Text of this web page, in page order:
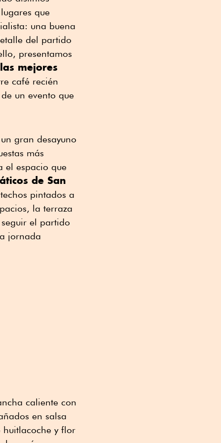
que
una buena
del partido
presentamos
mejores
café recién
un evento que
gran desayuno
más
el espacio que
de San
pintados a
la terraza
el partido
jornada
caliente con
en salsa
y flor